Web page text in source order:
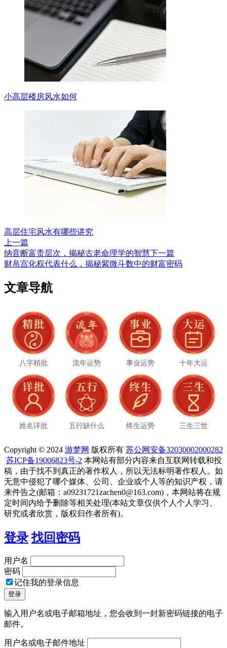
小高层楼房风水如何
高层住宅风水有哪些讲究
上一篇
纳音断富贵层次，揭秘古老命理学的智慧下一篇
财帛宫化权代表什么，揭秘紫微斗数中的财富密码
文章导航
八字精批 流年运势 事业运势 十年大运
姓名详批 五行缺什么 终生运势 三生三世
Copyright © 2024 游梦网 版权所有 苏公网安备32030002000282
苏ICP备19006823号-2 本网站有部分内容来自互联网转载和投
稿，由于找不到真正的著作权人，所以无法标明著作权人。如
无意中侵犯了哪个媒体、公司、企业或个人等的知识产权，请
来件告之(邮箱：a09231721zachen0@163.com)，本网站将在规
定时间内给予删除等相关处理(本站文章仅供个人个人学习、
研究或者欣赏，版权归作者所有)。
登录 找回密码
用户名
密码
记住我的登录信息
输入用户名或电子邮箱地址，您会收到一封新密码链接的电子
邮件。
用户名或电子邮件地址